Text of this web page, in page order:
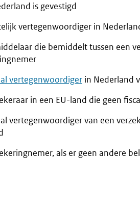
is gevestigd
vertegenwoordiger in
die bemiddelt tussen een
vertegenwoordigerin Nederland
in een EU-land die geen
vertegenwoordiger van een
als er geen andere